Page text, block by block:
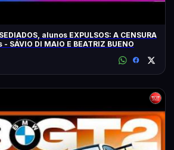
alunos EXPULSOS: A CENSURA
SÁVIO DI MAIO E BEATRIZ BUENO